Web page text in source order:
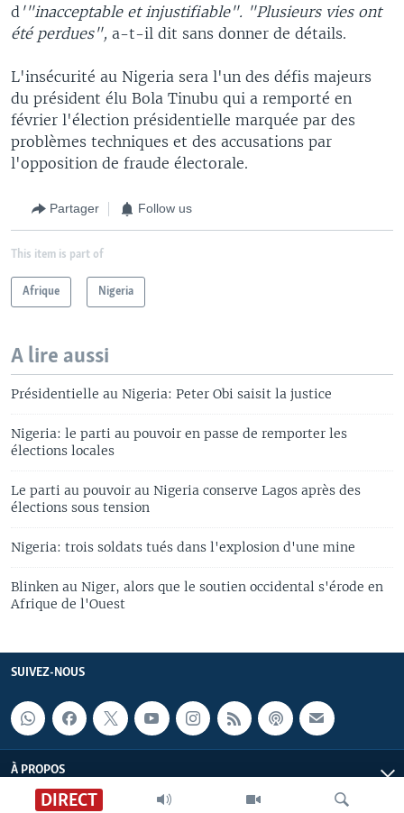
DIRECT
d '"inacceptable et injustifiable". "Plusieurs vies ont
été perdues", a-t-il dit sans donner de détails.
L'insécurité au Nigeria sera l'un des défis majeurs
du président élu Bola Tinubu qui a remporté en
février l'élection présidentielle marquée par des
problèmes techniques et des accusations par
l'opposition de fraude électorale.
Partager Follow us
This item is part of
Afrique Nigeria
A lire aussi
Présidentielle au Nigeria: Peter Obi saisit la justice
Nigeria: le parti au pouvoir en passe de remporter les
élections locales
Le parti au pouvoir au Nigeria conserve Lagos après des
élections sous tension
Nigeria: trois soldats tués dans l'explosion d'une mine
Blinken au Niger, alors que le soutien occidental s'érode en
Afrique de l'Ouest
SUIVEZ-NOUS
À PROPOS